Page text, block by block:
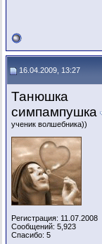
16.04.2009, 13:27
Танюшка
симпампушка
ученик волшебника))
Регистрация: 11.07.2008
Сообщений: 5,923
Спасибо: 5